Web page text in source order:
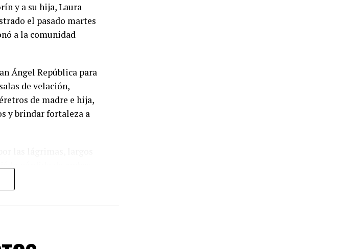
y a su hija, Laura
el pasado martes
a la comunidad
Ángel República para
de velación,
de madre e hija,
y brindar fortaleza a
de convivir con ellas.
trabajadora,